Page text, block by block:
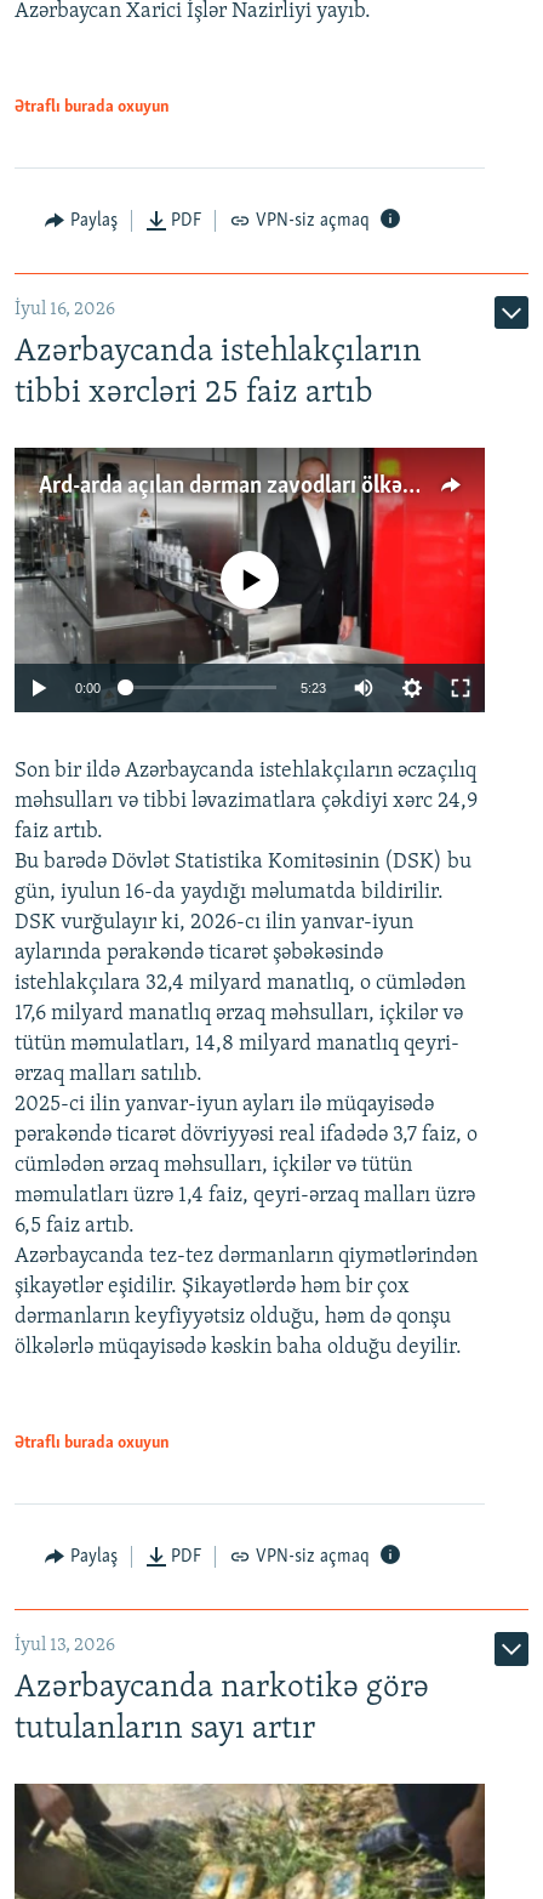
Azərbaycan Xarici İşlər Nazirliyi yayıb.
Ətraflı burada oxuyun
Paylaş PDF VPN-siz açmaq
İyul 16, 2026
Azərbaycanda istehlakçıların
tibbi xərcləri 25 faiz artıb
Ard-arda açılan dərman zavodları ölkənin tələbatını ödəyirmi?
Auto 240p 360p 480p
720p 1080p
No media source currently available
0:00 5:23
360p
480p
720p
1080p
Son bir ildə Azərbaycanda istehlakçıların əczaçılıq
məhsulları və tibbi ləvazimatlara çəkdiyi xərc 24,9
faiz artıb.
Bu barədə Dövlət Statistika Komitəsinin (DSK) bu
gün, iyulun 16-da yaydığı məlumatda bildirilir.
DSK vurğulayır ki, 2026-cı ilin yanvar-iyun
aylarında pərakəndə ticarət şəbəkəsində
istehlakçılara 32,4 milyard manatlıq, o cümlədən
17,6 milyard manatlıq ərzaq məhsulları, içkilər və
tütün məmulatları, 14,8 milyard manatlıq qeyri-
ərzaq malları satılıb.
2025-ci ilin yanvar-iyun ayları ilə müqayisədə
pərakəndə ticarət dövriyyəsi real ifadədə 3,7 faiz, o
cümlədən ərzaq məhsulları, içkilər və tütün
məmulatları üzrə 1,4 faiz, qeyri-ərzaq malları üzrə
6,5 faiz artıb.
Azərbaycanda tez-tez dərmanların qiymətlərindən
şikayətlər eşidilir. Şikayətlərdə həm bir çox
dərmanların keyfiyyətsiz olduğu, həm də qonşu
ölkələrlə müqayisədə kəskin baha olduğu deyilir.
Ətraflı burada oxuyun
Paylaş PDF VPN-siz açmaq
İyul 13, 2026
Azərbaycanda narkotikə görə
tutulanların sayı artır